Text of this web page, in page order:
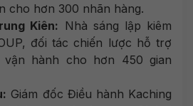
cho hơn 300 nhãn hàng.
Kiên: Nhà sáng lập kiêm
đối tác chiến lược hỗ trợ
vận hành cho hơn 450 gian
Giám đốc Điều hành Kaching